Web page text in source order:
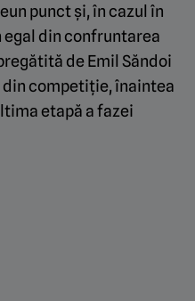
punct și, în cazul în
egal din confruntarea
de Emil Săndoi
competiție, înaintea
etapă a fazei